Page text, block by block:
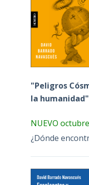
"Peligros
la humanidad"
NUEVO
¿Dónde